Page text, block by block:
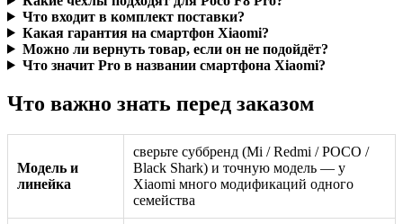
Что входит в комплект поставки?
Какая гарантия на смартфон Xiaomi?
Можно ли вернуть товар, если он не подойдёт?
Что значит Pro в названии смартфона Xiaomi?
Что важно знать перед заказом
Модель и
линейка
сверьте суббренд (Mi / Redmi / POCO /
Black Shark) и точную модель — у
Xiaomi много модификаций одного
семейства